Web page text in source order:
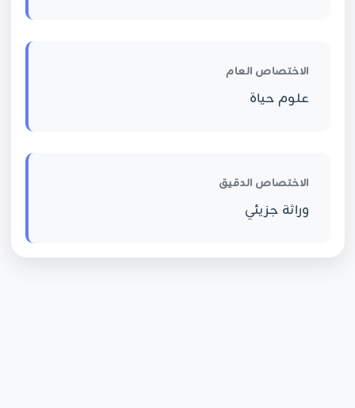
الاختصاص العام
علوم حياة
الاختصاص الدقيق
وراثة جزيئي